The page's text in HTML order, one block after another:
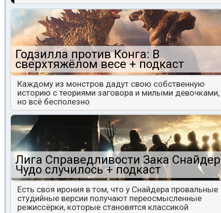
Годзилла против Конга: В
сверхтяжёлом весе + подкаст
Каждому из монстров дадут свою собственную
историю с теориями заговора и милыми девочками,
но всё бесполезно
Лига Справедливости Зака
Чудо случилось + подкаст
Есть своя ирония в том, что у Снайдера провальные
студийные версии получают переосмысленные
режиссёрки, которые становятся классикой